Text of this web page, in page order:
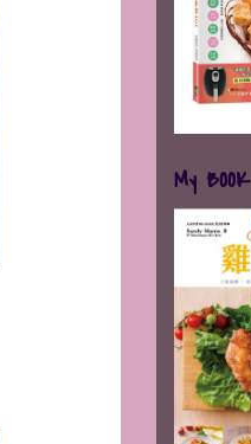
My BOOK